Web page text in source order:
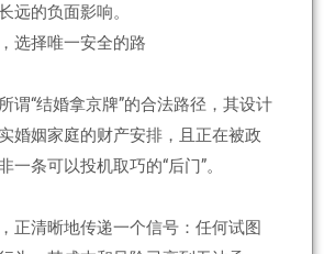
远的负面影响。
选择唯一安全的路
谓“结婚拿京牌”的合法路径，其设计
婚姻家庭的财产安排，且正在被政
一条可以投机取巧的“后门”。
正清晰地传递一个信号：任何试图